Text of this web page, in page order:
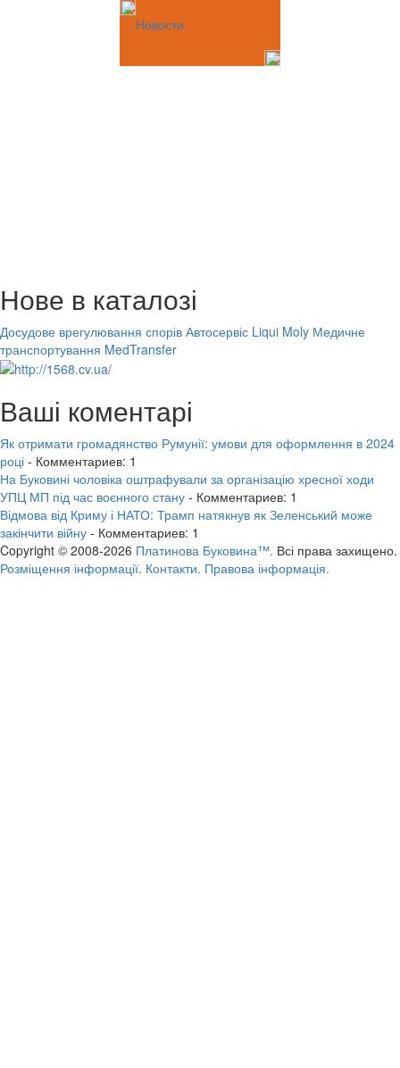
Новости
Нове в каталозі
Досудове врегулювання спорів Автосервіс Liqui Moly Медичне
транспортування MedTransfer
Ваші коментарі
Як отримати громадянство Румунії: умови для оформлення в 2024
році - Комментариев: 1
На Буковині чоловіка оштрафували за організацію хресної ходи
УПЦ МП під час воєнного стану - Комментариев: 1
Відмова від Криму і НАТО: Трамп натякнув як Зеленський може
закінчити війну - Комментариев: 1
Copyright © 2008-2026 Платинова Буковина™. Всі права захищено.
Розміщення інформації. Контакти. Правова інформація.